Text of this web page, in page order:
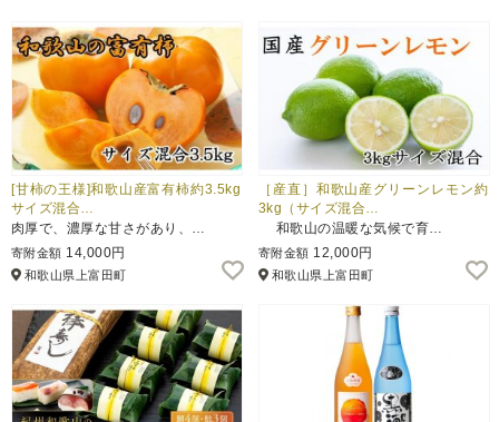
[甘柿の王様]和歌山産富有柿約3.5kg
サイズ混合…
肉厚で、濃厚な甘さがあり、…
寄附金額 14,000円
和歌山県上富田町
［産直］和歌山産グリーンレモン約
3kg（サイズ混合…
和歌山の温暖な気候で育…
寄附金額 12,000円
和歌山県上富田町